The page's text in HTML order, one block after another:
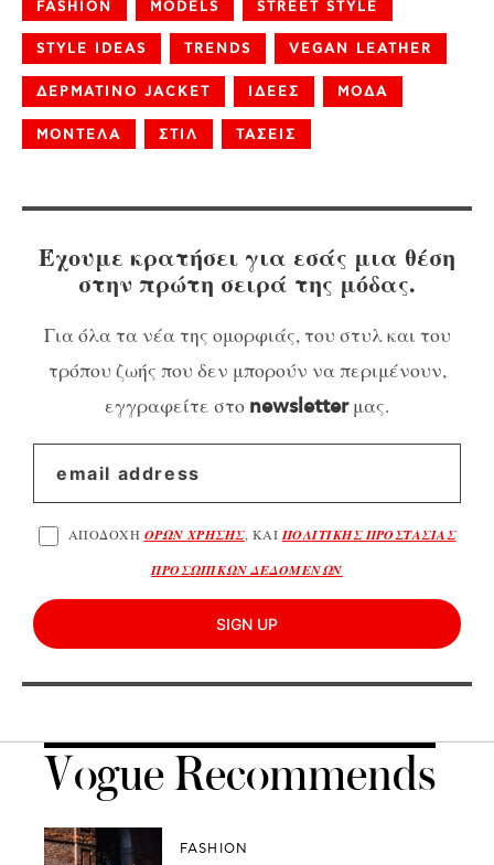
FASHION MODELS STREET STYLE
STYLE IDEAS TRENDS VEGAN LEATHER
ΔΕΡΜΑΤΙΝΟ JACKET ΙΔΕΕΣ ΜΟΔΑ
ΜΟΝΤΕΛΑ ΣΤΙΛ ΤΑΣΕΙΣ
Έχουμε κρατήσει για εσάς μια θέση
στην πρώτη σειρά της μόδας.
Για όλα τα νέα της ομορφιάς, του στυλ και του
τρόπου ζωής που δεν μπορούν να περιμένουν,
εγγραφείτε στο newsletterμας.
ΑΠΟΔΟΧΗ ΟΡΩΝ ΧΡΗΣΗΣ, ΚΑΙ ΠΟΛΙΤΙΚΗΣ ΠΡΟΣΤΑΣΙΑΣ
ΠΡΟΣΩΠΙΚΩΝ ΔΕΔΟΜΕΝΩΝ
SIGN UP
Vogue Recommends
FASHION